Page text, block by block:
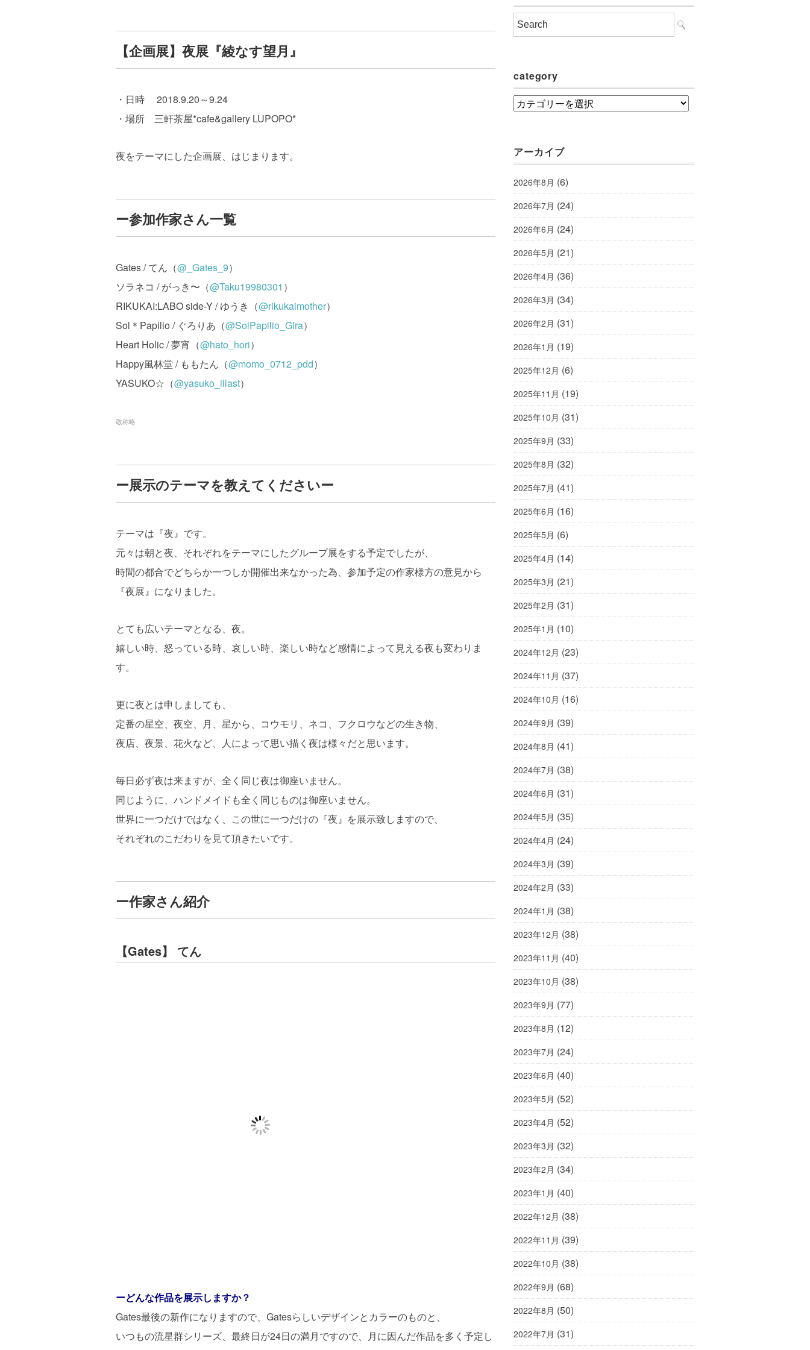
【企画展】夜展『綾なす望月』
・日時 2018.9.20～9.24
・場所 三軒茶屋*cafe&gallery LUPOPO*
夜をテーマにした企画展、はじまります。
ー参加作家さん一覧
Gates / てん（@_Gates_9）
ソラネコ / がっき〜（@Taku19980301 ）
RIKUKAI:LABO side-Y / ゆうき（@rikukaimother）
Sol＊Papilio / ぐろりあ（@SolPapilio_Glra）
Heart Holic / 夢宵（@hato_hori）
Happy風林堂 / ももたん（@momo_0712_pdd）
YASUKO☆（@yasuko_illast）
敬称略
ー展示のテーマを教えてくださいー
テーマは『夜』です。
元々は朝と夜、それぞれをテーマにしたグループ展をする予定でしたが、
時間の都合でどちらか一つしか開催出来なかった為、参加予定の作家様方の意見から
『夜展』になりました。
とても広いテーマとなる、夜。
嬉しい時、怒っている時、哀しい時、楽しい時など感情によって見える夜も変わりま
す。
更に夜とは申しましても、
定番の星空、夜空、月、星から、コウモリ、ネコ、フクロウなどの生き物、
夜店、夜景、花火など、人によって思い描く夜は様々だと思います。
毎日必ず夜は来ますが、全く同じ夜は御座いません。
同じように、ハンドメイドも全く同じものは御座いません。
世界に一つだけではなく、この世に一つだけの『夜』を展示致しますので、
それぞれのこだわりを見て頂きたいです。
ー作家さん紹介
【Gates】 てん
ーどんな作品を展示しますか？
Gates最後の新作になりますので、 Gatesらしいデザインとカラーのものと、
いつもの流星群シリーズ、最終日が24日の満月ですので、 月に因んだ作品を多く予定し
category
category
アーカイブ
2026年8月 (6)
2026年7月 (24)
2026年6月 (24)
2026年5月 (21)
2026年4月 (36)
2026年3月 (34)
2026年2月 (31)
2026年1月 (19)
2025年12月 (6)
2025年11月 (19)
2025年10月 (31)
2025年9月 (33)
2025年8月 (32)
2025年7月 (41)
2025年6月 (16)
2025年5月 (6)
2025年4月 (14)
2025年3月 (21)
2025年2月 (31)
2025年1月 (10)
2024年12月 (23)
2024年11月 (37)
2024年10月 (16)
2024年9月 (39)
2024年8月 (41)
2024年7月 (38)
2024年6月 (31)
2024年5月 (35)
2024年4月 (24)
2024年3月 (39)
2024年2月 (33)
2024年1月 (38)
2023年12月 (38)
2023年11月 (40)
2023年10月 (38)
2023年9月 (77)
2023年8月 (12)
2023年7月 (24)
2023年6月 (40)
2023年5月 (52)
2023年4月 (52)
2023年3月 (32)
2023年2月 (34)
2023年1月 (40)
2022年12月 (38)
2022年11月 (39)
2022年10月 (38)
2022年9月 (68)
2022年8月 (50)
2022年7月 (31)